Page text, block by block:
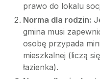
prawo do lokalu
Norma dla rodzin:
gmina musi
osobę przypada
mieszkalnej (liczą
łazienka).